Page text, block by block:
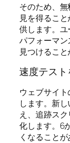
そのため、
見を得るこ
供します。
パフォーマ
見つけること
速度テス
ウェブサイ
します。新
え、追跡ス
化します。6
くなることが